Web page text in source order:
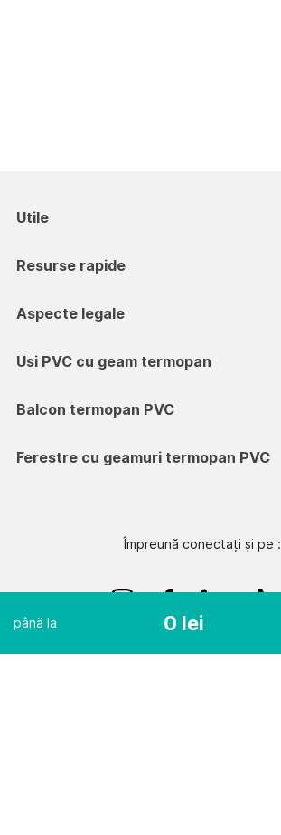
până la 0 lei
Utile
Resurse rapide
Aspecte legale
Usi PVC cu geam termopan
Balcon termopan PVC
Ferestre cu geamuri termopan PVC
Împreună conectați și pe :